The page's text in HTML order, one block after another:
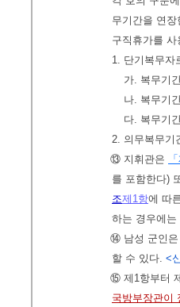
무기간을 연
구직휴가를
1. 단기복무자
가. 복무기
나. 복무기
다. 복무기
2. 의무복무기
⑬ 지휘관은
를 포함한다)
조제1항에 따
하는 경우에
⑭ 남성 군인은
할 수 있다. <
⑮ 제1항부터
국방부장관이